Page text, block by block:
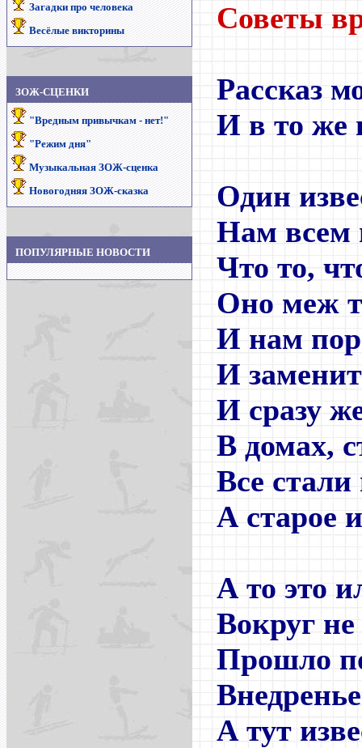
Загадки про человека
Весёлые викторины
ЗОЖ-СЦЕНКИ
"Вредным привычкам - нет!"
"Режим дня"
Музыкальная ЗОЖ-сценка
Новогодняя ЗОЖ-сказка
ПОПУЛЯРНЫЕ НОВОСТИ
Советы
Рассказ
И в то же
Один
Нам всем
Что то,
Оно меж
И нам
И
И сразу
В домах,
Все стали
А старое
А то это
Вокруг
Прошло
А тут